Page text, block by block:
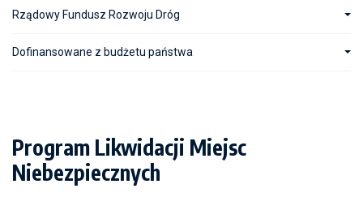
Rządowy Fundusz Rozwoju Dróg
Dofinansowane z budżetu państwa
Program Likwidacji Miejsc
Niebezpiecznych